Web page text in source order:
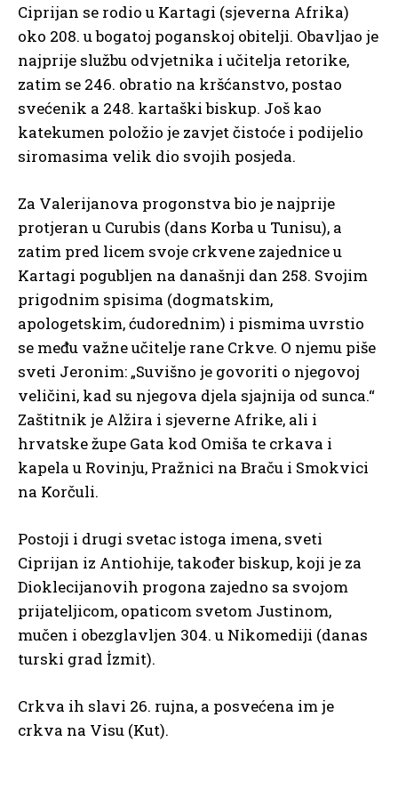
Ciprijan se rodio u Kartagi (sjeverna Afrika)
oko 208. u bogatoj poganskoj obitelji. Obavljao je
najprije službu odvjetnika i učitelja retorike,
zatim se 246. obratio na kršćanstvo, postao
svećenik a 248. kartaški biskup. Još kao
katekumen položio je zavjet čistoće i podijelio
siromasima velik dio svojih posjeda.
Za Valerijanova progonstva bio je najprije
protjeran u Curubis (dans Korba u Tunisu), a
zatim pred licem svoje crkvene zajednice u
Kartagi pogubljen na današnji dan 258. Svojim
prigodnim spisima (dogmatskim,
apologetskim, ćudorednim) i pismima uvrstio
se među važne učitelje rane Crkve. O njemu piše
sveti Jeronim: „Suvišno je govoriti o njegovoj
veličini, kad su njegova djela sjajnija od sunca.“
Zaštitnik je Alžira i sjeverne Afrike, ali i
hrvatske župe Gata kod Omiša te crkava i
kapela u Rovinju, Pražnici na Braču i Smokvici
na Korčuli.
Postoji i drugi svetac istoga imena, sveti
Ciprijan iz Antiohije, također biskup, koji je za
Dioklecijanovih progona zajedno sa svojom
prijateljicom, opaticom svetom Justinom,
mučen i obezglavljen 304. u Nikomediji (danas
turski grad İzmit).
Crkva ih slavi 26. rujna, a posvećena im je
crkva na Visu (Kut).